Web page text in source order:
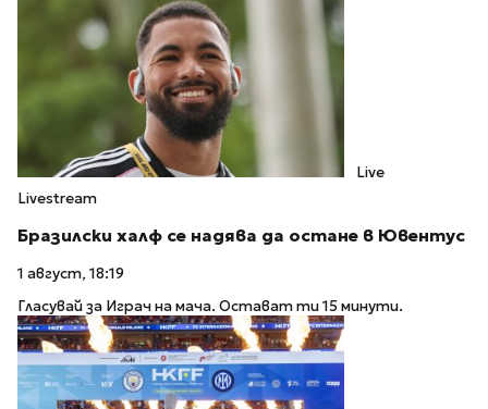
Live
Livestream
Бразилски халф се надява да остане в Ювентус
1 август, 18:19
Гласувай за Играч на мача. Остават ти 15 минути.